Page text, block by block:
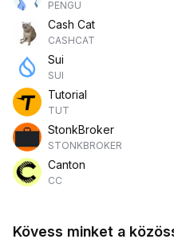
PENGU
Cash Cat
CASHCAT
Sui
SUI
Tutorial
TUT
StonkBroker
STONKBROKER
Canton
CC
Kövess minket a